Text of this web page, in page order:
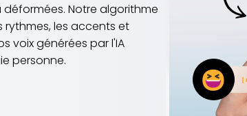
déformées. Notre algorithme
les accents et
voix générées par l'IA
personne.